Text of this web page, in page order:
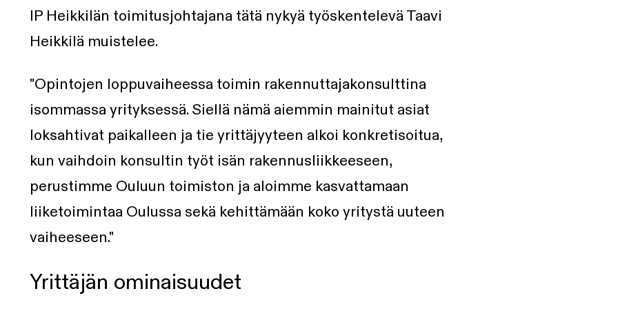
IP Heikkilän toimitusjohtajana tätä nykyä työskentelevä Taavi
Heikkilä muistelee.
"Opintojen loppuvaiheessa toimin rakennuttajakonsulttina
isommassa yrityksessä. Siellä nämä aiemmin mainitut asiat
loksahtivat paikalleen ja tie yrittäjyyteen alkoi konkretisoitua,
kun vaihdoin konsultin työt isän rakennusliikkeeseen,
perustimme Ouluun toimiston ja aloimme kasvattamaan
liiketoimintaa Oulussa sekä kehittämään koko yritystä uuteen
vaiheeseen."
Yrittäjän ominaisuudet